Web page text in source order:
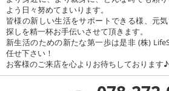
よう日々努めてまいります。
皆様の新しい生活をサポートできる様、元
探しを精一杯お手伝いさせて頂きます。
新生活のための新たな第一歩は是非 (株)
任せ下さい！
お客様のご来店を心よりお待ちしております♪